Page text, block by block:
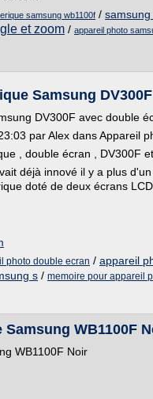
samsung wb1100f /
et zoom / appareil photo
Samsung
DV300F avec double
par Alex dans Appareil
, double écran , DV300F
déjà innové il y a plus
doté de deux écrans
photo double ecran / appareil
s / memoire pour appareil
WB1100F
WB1100F Noir